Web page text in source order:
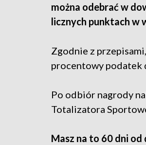
można odebrać w
licznych punktach
Zgodnie z
procentowy podatek
Po odbiór nagrody
Totalizatora
Masz na to 60 dni